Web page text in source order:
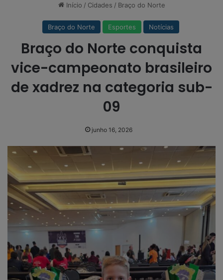
Início / Cidades / Braço do Norte
Braço do Norte Esportes Notícias
Braço do Norte conquista
vice-campeonato brasileiro
de xadrez na categoria sub-
09
junho 16, 2026